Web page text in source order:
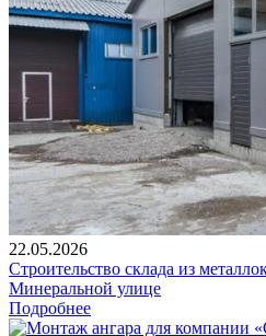
22.05.2026
Строительство склада из
Минеральной улице
Подробнее